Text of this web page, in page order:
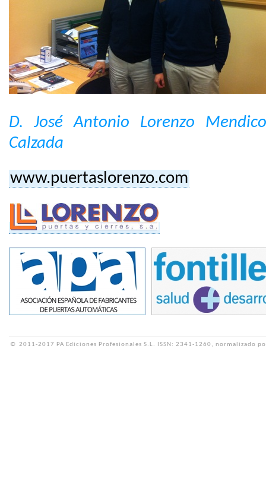
D. José Antonio Lorenzo
Calzada
www.puertaslorenzo.com
© 2011-2017 PA Ediciones Profesionales S.L. ISSN: 2341-1260, normalizado